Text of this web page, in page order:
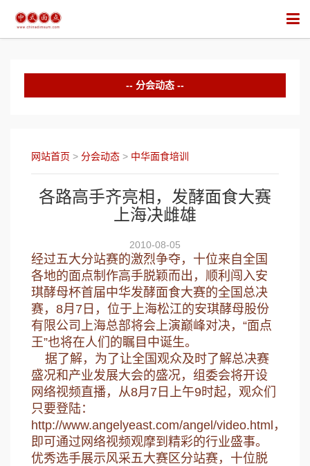
分会动态
行业竞赛
网站首页 > 分会动态 > 中华面食培训
各路高手齐亮相，发酵面食大赛
上海决雌雄
2010-08-05
经过五大分站赛的激烈争夺，十位来自全国
各地的面点制作高手脱颖而出，顺利闯入安
琪酵母杯首届中华发酵面食大赛的全国总决
赛，8月7日，位于上海松江的安琪酵母股份
有限公司上海总部将会上演巅峰对决，“面点
王”也将在人们的瞩目中诞生。
据了解，为了让全国观众及时了解总决赛
盛况和产业发展大会的盛况，组委会将开设
网络视频直播，从8月7日上午9时起，观众们
只要登陆：
http://www.angelyeast.com/angel/video.html ，
即可通过网络视频观摩到精彩的行业盛事。
优秀选手展示风采五大赛区分站赛，十位脱